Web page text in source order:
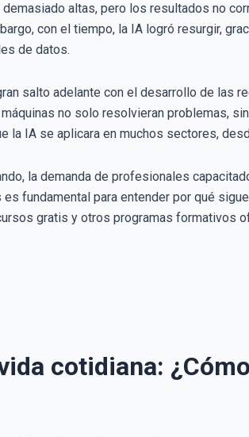
altas, pero los resultados no
con el tiempo, la IA logró resurgir,
de datos.
salto adelante con el desarrollo de las
no solo resolvieran problemas,
la IA se aplicara en muchos sectores,
la demanda de profesionales
fundamental para entender por qué
gratis y otros programas formativos
cotidiana: